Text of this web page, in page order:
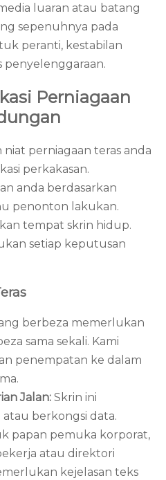
luaran atau batang
sepenuhnya pada
peranti, kestabilan
penyelenggaraan.
Perniagaan
perniagaan teras anda
perkakasan.
anda berdasarkan
penonton lakukan.
tempat skrin hidup.
setiap keputusan
berbeza memerlukan
sama sekali. Kami
penempatan ke dalam
Jalan: Skrin ini
berkongsi data.
papan pemuka korporat,
atau direktori
kejelasan teks